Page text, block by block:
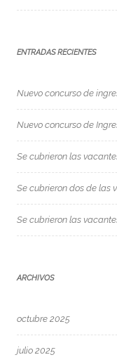
ENTRADAS RECIENTES
Nuevo concurso de
Nuevo concurso de
Se cubrieron las
Se cubrieron dos de las
Se cubrieron las
ARCHIVOS
octubre 2025
julio 2025